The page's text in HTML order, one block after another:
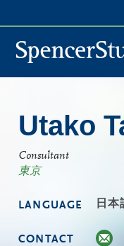
Content
サービス内容
Utako
Consultant
東京
LANGUAGE 日本
CONTACT